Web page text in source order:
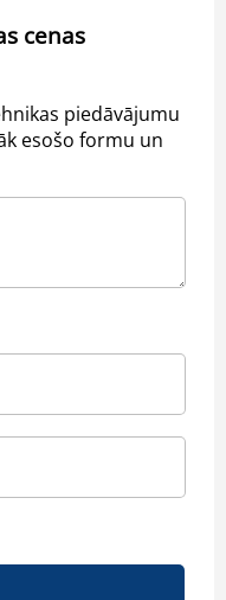
cenas
piedāvājumu
esošo formu un